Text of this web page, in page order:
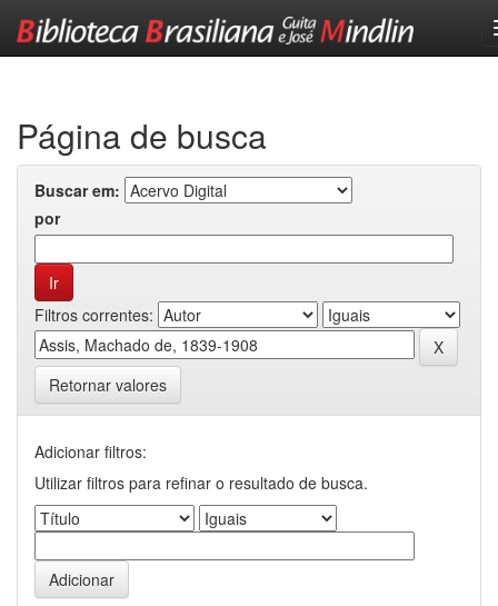
Página de busca
Buscar em:
por
Filtros correntes:
Retornar valores
Adicionar filtros:
Utilizar filtros para refinar o resultado de busca.